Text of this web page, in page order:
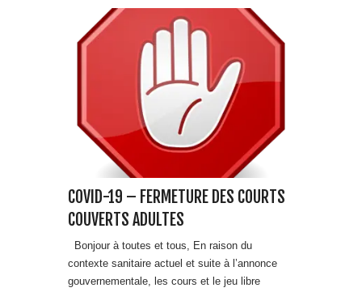
COVID-19 – FERMETURE DES COURTS
COUVERTS ADULTES
Bonjour à toutes et tous, En raison du
contexte sanitaire actuel et suite à l’annonce
gouvernementale, les cours et le jeu libre